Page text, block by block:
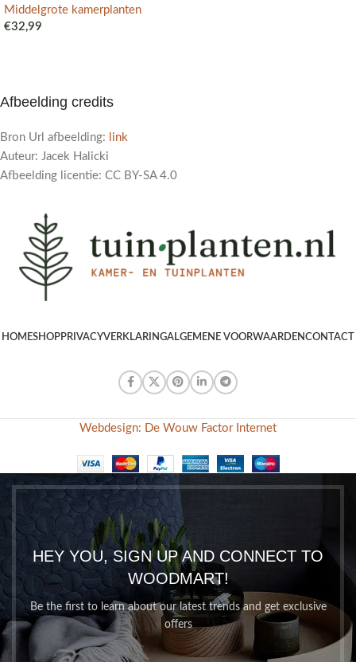
Middelgrote kamerplanten
€32,99
Afbeelding credits
Bron Url afbeelding:
link
Auteur: Jacek Halicki
Afbeelding licentie: CC BY-SA 4.0
HOMESHOPPRIVACYVERKLARINGALGEMENE VOORWAARDENCONTACT
Webdesign: De Wouw Factor Internet
HEY YOU, SIGN UP AND CONNECT TO
WOODMART!
Be the first to learn about our latest trends and get exclusive
offers